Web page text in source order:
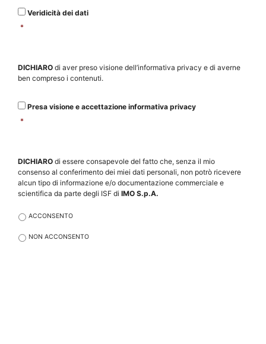
Veridicità dei dati
*
Presa
visione
informativa
privacy *
DICHIARO di aver preso visione dell’informativa privacy e di averne
ben compreso i contenuti.
Presa visione e accettazione informativa privacy
*
Consenso
al
trattamento
dei
miei
personali *
DICHIARO di essere consapevole del fatto che, senza il mio
consenso al conferimento dei miei dati personali, non potrò ricevere
alcun tipo di informazione e/o documentazione commerciale e
scientifica da parte degli ISF di IMO S.p.A.
ACCONSENTO
NON ACCONSENTO